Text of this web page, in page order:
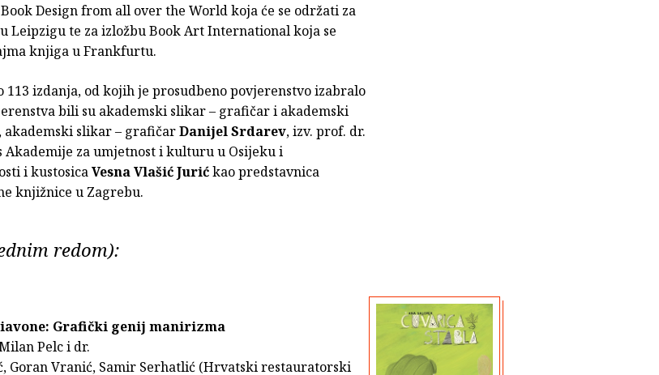
Design from all over the World koja će se održati za
Leipzigu te za izložbu Book Art International koja se
knjiga u Frankfurtu.
izdanja, od kojih je prosudbeno povjerenstvo izabralo
bili su akademski slikar – grafičar i akademski
, akademski slikar – grafičarDanijel Srdarev, izv. prof. dr.
Akademije za umjetnost i kulturu u Osijeku i
i kustosicaVesna Vlašić Jurićkao predstavnica
knjižnice u Zagrebu.
redom):
Grafički genij manirizma
Pelc i dr.
Goran Vranić, Samir Serhatlić (Hrvatski restauratorski